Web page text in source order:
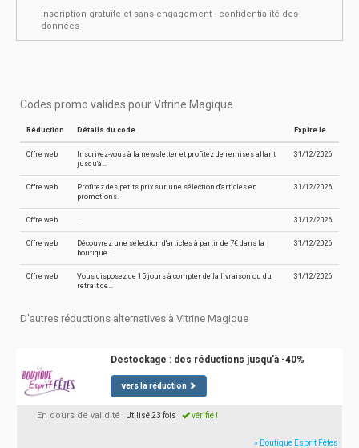
inscription gratuite et sans engagement - confidentialité des
données
Codes promo valides pour Vitrine Magique
Réduction Détails du code Expire le
Offre web
Inscrivez-vous à la newsletter et profitez de remises allant
jusqu'à…
31/12/2026
Offre web
Profitez des petits prix sur une sélection d'articles en
promotions.
31/12/2026
Offre web … 31/12/2026
Offre web
Découvrez une sélection d'articles à partir de 7€ dans la
boutique…
31/12/2026
Offre web
Vous disposez de 15 jours à compter de la livraison ou du
retrait de…
31/12/2026
D'autres réductions alternatives à Vitrine Magique
Destockage : des réductions jusqu'à -40%
vers la réduction
En cours de validité | Utilisé 23 fois vérifié !
» Boutique Esprit Fêtes